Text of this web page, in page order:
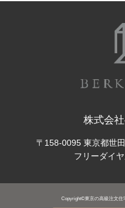
株式会
〒158-0095 東京都世
フリーダイヤ
Copyright©東京の高級注文住